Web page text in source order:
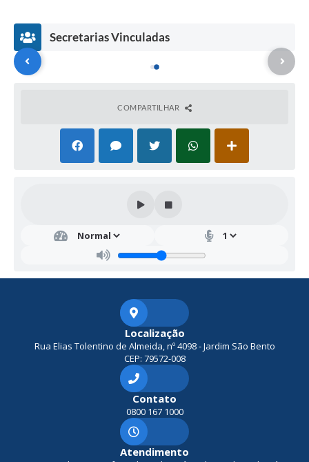
Secretarias Vinculadas
etar
stên
aéli
Mign
COMPARTILHAR
Localização
Rua Elias Tolentino de Almeida, nº 4098 - Jardim São Bento
CEP: 79572-008
Contato
0800 167 1000
Atendimento